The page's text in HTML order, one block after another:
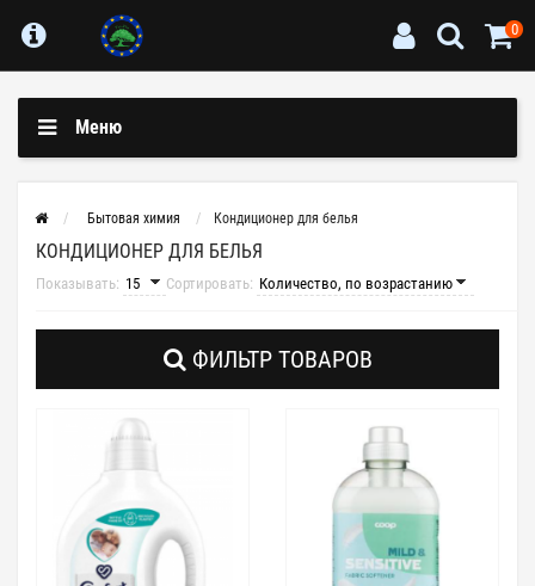
0
Меню
Бытовая химия Кондиционер для белья
КОНДИЦИОНЕР ДЛЯ БЕЛЬЯ
Показывать: Сортировать:
ФИЛЬТР ТОВАРОВ